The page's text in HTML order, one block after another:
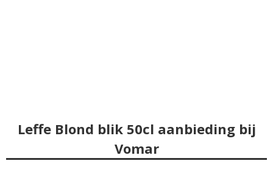
Leffe Blond blik 50cl aanbieding bij
Vomar